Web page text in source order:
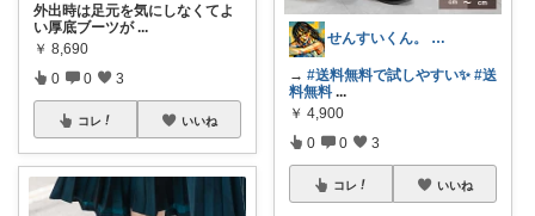
外出時は足元を気にしなくてよ
い厚底ブーツが ...
￥ 8,690
0 0 3
コレ いいね
せんすいくん。 ＼情報の海へダイブ／
→ #送料無料で試しやすい✨ #送
料無料 ...
￥ 4,900
0 0 3
コレ いいね